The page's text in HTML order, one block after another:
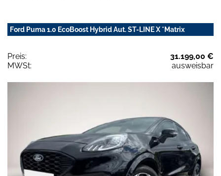
Ford Puma 1.0 EcoBoost Hybrid Aut. ST-LINE X *Matrix
Preis:
31.199,00 €
MWSt:
ausweisbar